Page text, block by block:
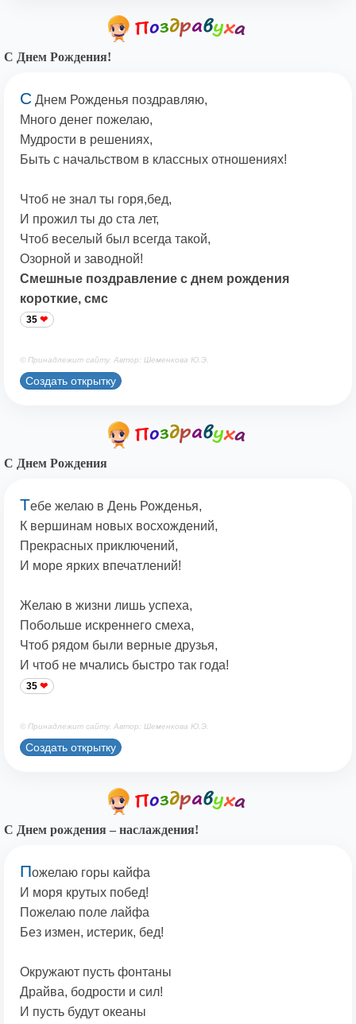
С Днем Рождения!
С Днем Рожденья поздравляю,
Много денег пожелаю,
Мудрости в решениях,
Быть с начальством в классных отношениях!
Чтоб не знал ты горя,бед,
И прожил ты до ста лет,
Чтоб веселый был всегда такой,
Озорной и заводной!
Смешные поздравление с днем рождения
короткие, смс
35
© Принадлежит сайту. Автор: Шеменкова Ю.Э.
Создать открытку
С Днем Рождения
Тебе желаю в День Рожденья,
К вершинам новых восхождений,
Прекрасных приключений,
И море ярких впечатлений!
Желаю в жизни лишь успеха,
Побольше искреннего смеха,
Чтоб рядом были верные друзья,
И чтоб не мчались быстро так года!
35
© Принадлежит сайту. Автор: Шеменкова Ю.Э.
Создать открытку
С Днем рождения – наслаждения!
Пожелаю горы кайфа
И моря крутых побед!
Пожелаю поле лайфа
Без измен, истерик, бед!
Окружают пусть фонтаны
Драйва, бодрости и сил!
И пусть будут океаны